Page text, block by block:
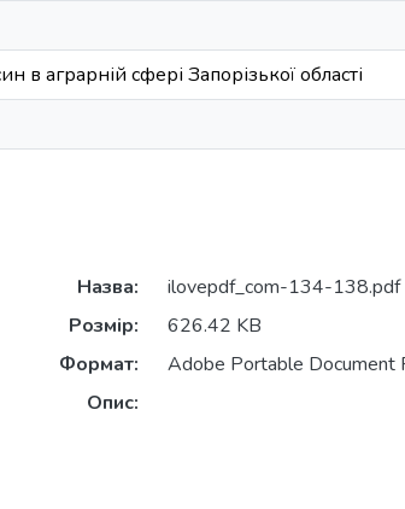
в аграрній сфері Запорізької області
Назва:
ilovepdf_com-134-138.pdf
Розмір:
626.42 KB
Формат:
Adobe Portable Document
Опис: